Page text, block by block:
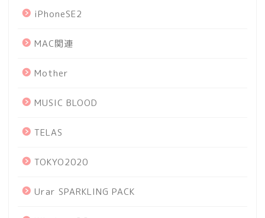
iPhoneSE2
MAC関連
Mother
MUSIC BLOOD
TELAS
TOKYO2020
Urar SPARKLING PACK